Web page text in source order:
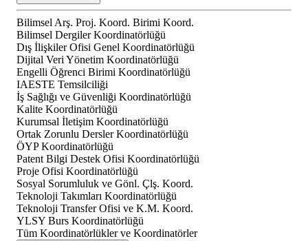
Bilimsel Arş. Proj. Koord. Birimi Koord.
Bilimsel Dergiler Koordinatörlüğü
Dış İlişkiler Ofisi Genel Koordinatörlüğü
Dijital Veri Yönetim Koordinatörlüğü
Engelli Öğrenci Birimi Koordinatörlüğü
IAESTE Temsilciliği
İş Sağlığı ve Güvenliği Koordinatörlüğü
Kalite Koordinatörlüğü
Kurumsal İletişim Koordinatörlüğü
Ortak Zorunlu Dersler Koordinatörlüğü
ÖYP Koordinatörlüğü
Patent Bilgi Destek Ofisi Koordinatörlüğü
Proje Ofisi Koordinatörlüğü
Sosyal Sorumluluk ve Gönl. Çlş. Koord.
Teknoloji Takımları Koordinatörlüğü
Teknoloji Transfer Ofisi ve K.M. Koord.
YLSY Burs Koordinatörlüğü
Tüm Koordinatörlükler ve Koordinatörler